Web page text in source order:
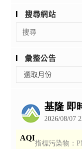
搜尋網站
Search
for:
彙整公告
整
選取月份